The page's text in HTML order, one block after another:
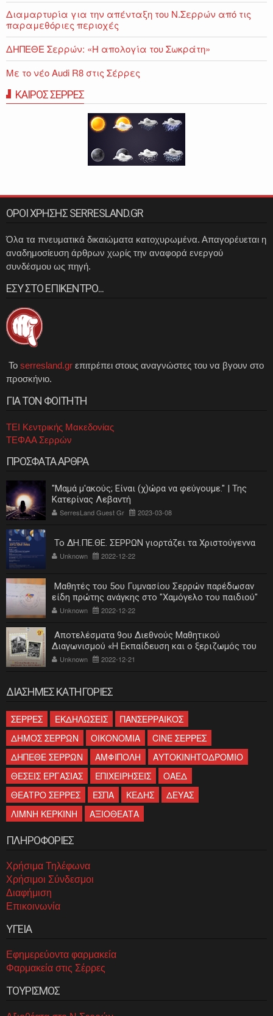
Διαμαρτυρία για την απένταξη του Ν.Σερρών από τις
παραμεθόριες περιοχές
ΔΗΠΕΘΕ Σερρών: «Η απολογία του Σωκράτη»
Με το νέο Audi R8 στις Σέρρες
ΚΑΙΡΟΣ ΣΕΡΡΕΣ
ΟΡΟΙ ΧΡΗΣΗΣ SERRESLAND.GR
Όλα τα πνευματικά δικαιώματα κατοχυρωμένα. Απαγορέυεται η
αναδημοσίευση άρθρων χωρίς την αναφορά ενεργού
συνδέσμου ως πηγή.
ΕΣΥ ΣΤΟ ΕΠΙΚΕΝΤΡΟ...
Το serresland.gr επιτρέπει στους αναγνώστες του να βγουν στο
προσκήνιο.
ΓΙΑ ΤΟΝ ΦΟΙΤΗΤΗ
ΤΕΙ Κεντρικής Μακεδονίας
ΤΕΦΑΑ Σερρών
ΠΡΟΣΦΑΤΑ ΑΡΘΡΑ
"Μαμά μ'ακούς; Είναι (χ)ώρα να φεύγουμε." | Της
Κατερίνας Λεβαντή
SerresLand Guest Gr 2023-03-08
Το ΔΗ.ΠΕ.ΘΕ. ΣΕΡΡΩΝ γιορτάζει τα Χριστούγεννα
Unknown 2022-12-22
Μαθητές του 5ου Γυμνασίου Σερρών παρέδωσαν
είδη πρώτης ανάγκης στο "Χαμόγελο του παιδιού"
Unknown 2022-12-22
Αποτελέσματα 9ου Διεθνούς Μαθητικού
Διαγωνισμού «Η Εκπαίδευση και ο ξεριζωμός του
ελληνισμού»
Unknown 2022-12-21
ΔΙΑΣΗΜΕΣ ΚΑΤΗΓΟΡΙΕΣ
ΣΕΡΡΕΣ ΕΚΔΗΛΩΣΕΙΣ
ΠΑΝΣΕΡΡΑΙΚΟΣ
ΔΗΜΟΣ ΣΕΡΡΩΝ
ΟΙΚΟΝΟΜΙΑ
CINE ΣΕΡΡΕΣ
ΔΗΠΕΘΕ ΣΕΡΡΩΝ
ΑΜΦΙΠΟΛΗ
ΑΥΤΟΚΙΝΗΤΟΔΡΟΜΙΟ
ΘΕΣΕΙΣ ΕΡΓΑΣΙΑΣ
ΕΠΙΧΕΙΡΗΣΕΙΣ
ΟΑΕΔ
ΘΕΑΤΡΟ ΣΕΡΡΕΣ
ΕΣΠΑ ΚΕΔΗΣ
ΔΕΥΑΣ
ΛΙΜΝΗ ΚΕΡΚΙΝΗ
ΑΞΙΟΘΕΑΤΑ
ΠΛΗΡΟΦΟΡΙΕΣ
Χρήσιμα Τηλέφωνα
Χρήσιμοι Σύνδεσμοι
Διαφήμιση
Επικοινωνία
ΥΓΕΙΑ
Εφημερεύοντα φαρμακεία
Φαρμακεία στις Σέρρες
ΤΟΥΡΙΣΜΟΣ